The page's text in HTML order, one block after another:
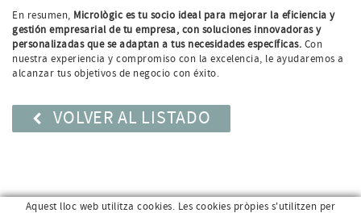
En resumen, Micrològic es tu socio ideal para mejorar la eficiencia y
gestión empresarial de tu empresa, con soluciones innovadoras y
personalizadas que se adaptan a tus necesidades específicas. Con
nuestra experiencia y compromiso con la excelencia, le ayudaremos a
alcanzar tus objetivos de negocio con éxito.
VOLVER AL LISTADO
Aquest lloc web utilitza cookies. Les cookies pròpies s'utilitzen per